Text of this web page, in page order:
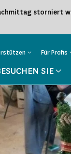
storniert
Für Profis
SIE